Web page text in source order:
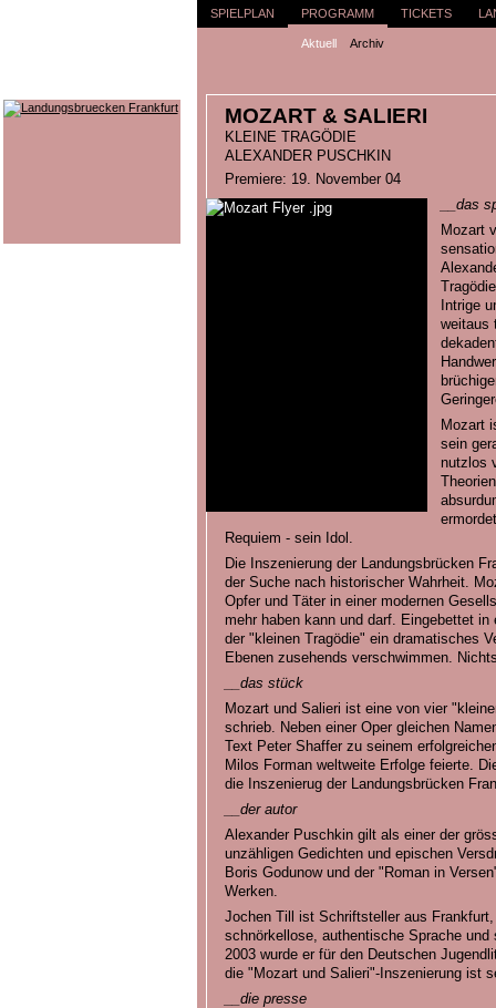
SPIELPLAN PROGRAMM
Aktuell Archiv
TICKETS
MOZART & SALIERI
KLEINE TRAGÖDIE
ALEXANDER PUSCHKIN
Premiere: 19. November 04
__das
Mozart
Intrige
weitaus
Mozart
sein
nutzlos
Requiem - sein Idol.
Die Inszenierung der Landungsbrücken
der Suche nach historischer Wahrheit.
Opfer und Täter in einer modernen
mehr haben kann und darf. Eingebettet
der "kleinen Tragödie" ein dramatisches
Ebenen zusehends verschwimmen.
__das stück
Mozart und Salieri ist eine von vier
schrieb. Neben einer Oper gleichen
Text Peter Shaffer zu seinem
Milos Forman weltweite Erfolge feierte.
die Inszenierug der Landungsbrücken
__der autor
Alexander Puschkin gilt als einer der
unzähligen Gedichten und epischen
Boris Godunow und der "Roman in
Werken.
Jochen Till ist Schriftsteller aus
schnörkellose, authentische Sprache
2003 wurde er für den Deutschen
die "Mozart und Salieri"-Inszenierung ist
__die presse